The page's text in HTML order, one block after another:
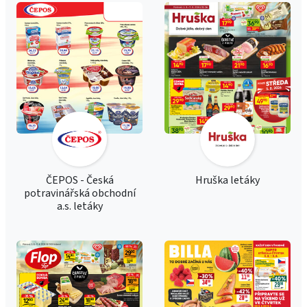
ČEPOS - Česká
potravinářská obchodní
a.s. letáky
Hruška letáky